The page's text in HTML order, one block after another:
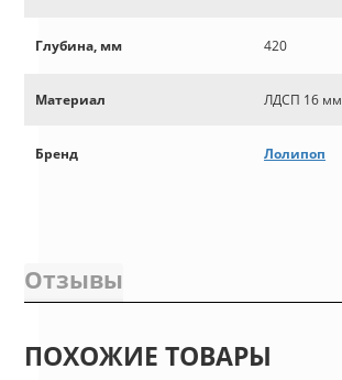
Глубина, мм 420
Материал ЛДСП 16 мм
Бренд Лолипоп
Отзывы
ПОХОЖИЕ ТОВАРЫ